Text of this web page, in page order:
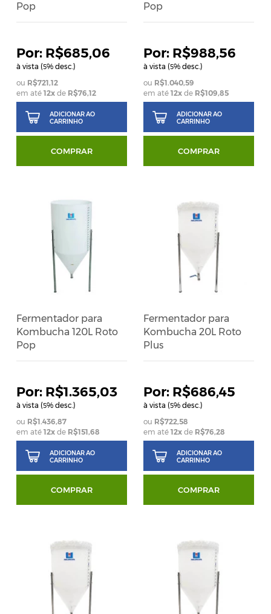
Pop
R$685,06
à vista (5% desc.)
R$721,12
em até12x de R$76,12
ADICIONAR AO
CARRINHO
COMPRAR
Pop
R$988,56
à vista (5% desc.)
R$1.040,59
em até 12xde R$109,85
ADICIONAR AO
CARRINHO
COMPRAR
Fermentador para
Kombucha 120L Roto
Pop
R$1.365,03
à vista (5% desc.)
R$1.436,87
em até12x de R$151,68
ADICIONAR AO
CARRINHO
COMPRAR
Fermentador para
Kombucha 20L Roto
Plus
R$686,45
à vista (5% desc.)
R$722,58
em até 12xde R$76,28
ADICIONAR AO
CARRINHO
COMPRAR